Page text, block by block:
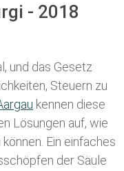
- 2018
und das Gesetz
Steuern zu
kennen diese
Lösungen auf, wie
Ein einfaches
der Säule